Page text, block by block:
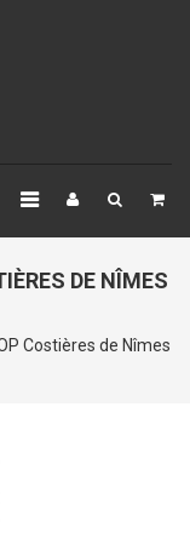
DE NÎMES
Costières de Nîmes